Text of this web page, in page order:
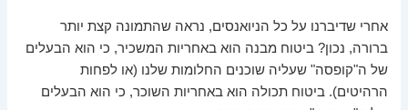
אחרי שדיברנו על כל הניואנסים, נראה שהתמונה קצת יותר
ברורה, נכון? ביטוח מבנה הוא באחריות המשכיר, כי הוא הבעלים
של ה"קופסה" שעליה שוכנים החלומות שלנו (או לפחות
הרהיטים). ביטוח תכולה הוא באחריות השוכר, כי הוא הבעלים